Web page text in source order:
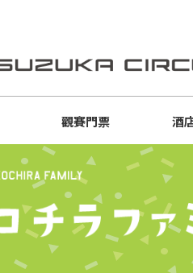
觀賽門票 酒